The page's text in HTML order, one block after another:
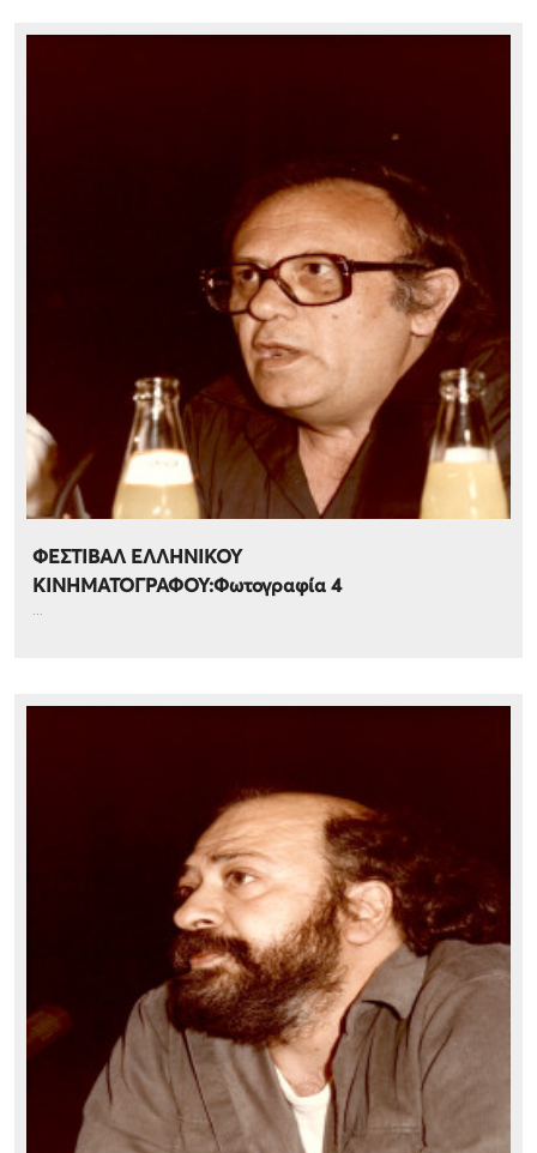
ΦΕΣΤΙΒΑΛ ΕΛΛΗΝΙΚΟΥ
ΚΙΝΗΜΑΤΟΓΡΑΦΟΥ:Φωτογραφία 4
...